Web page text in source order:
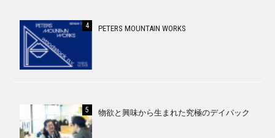
PETERS MOUNTAIN WORKS
物欲と興味から生まれた究極のデイパック